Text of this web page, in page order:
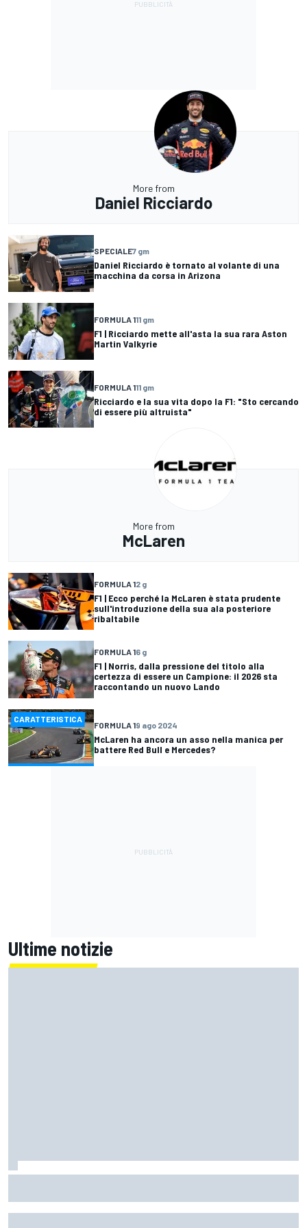
More from
Daniel Ricciardo
SPECIALE7 gm
Daniel Ricciardo è tornato al volante di una
macchina da corsa in Arizona
FORMULA 111 gm
F1 | Ricciardo mette all'asta la sua rara Aston
Martin Valkyrie
FORMULA 111 gm
Ricciardo e la sua vita dopo la F1: "Sto cercando
di essere più altruista"
More from
McLaren
FORMULA 12 g
F1 | Ecco perché la McLaren è stata prudente
sull'introduzione della sua ala posteriore
ribaltabile
FORMULA 16 g
F1 | Norris, dalla pressione del titolo alla
certezza di essere un Campione: il 2026 sta
raccontando un nuovo Lando
CARATTERISTICA
FORMULA 19 ago 2024
McLaren ha ancora un asso nella manica per
battere Red Bull e Mercedes?
Ultime notizie